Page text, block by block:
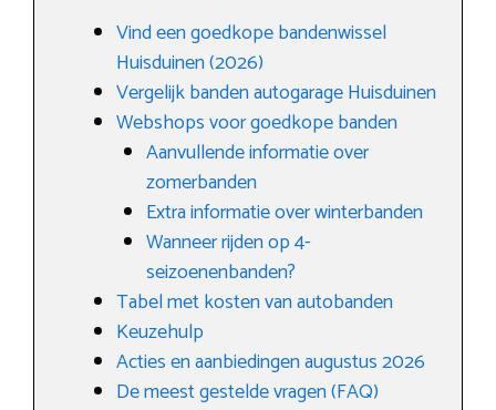
Vind een goedkope bandenwissel
Huisduinen (2026)
Vergelijk banden autogarage Huisduinen
Webshops voor goedkope banden
Aanvullende informatie over
zomerbanden
Extra informatie over winterbanden
Wanneer rijden op 4-
seizoenenbanden?
Tabel met kosten van autobanden
Keuzehulp
Acties en aanbiedingen augustus 2026
De meest gestelde vragen (FAQ)